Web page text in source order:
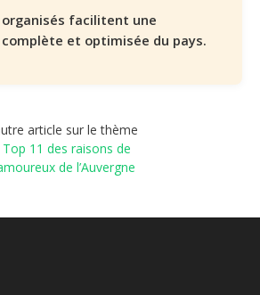
facilitent une
et optimisée du pays.
article sur le thème
Top 11 des raisons de
de l’Auvergne